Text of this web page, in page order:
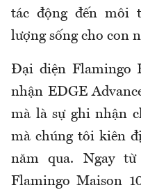
tác động đến môi
lượng sống cho con
Đại diện Flamingo
nhận EDGE
mà là sự ghi nhận
mà chúng tôi kiên
năm qua. Ngay
Flamingo Maison